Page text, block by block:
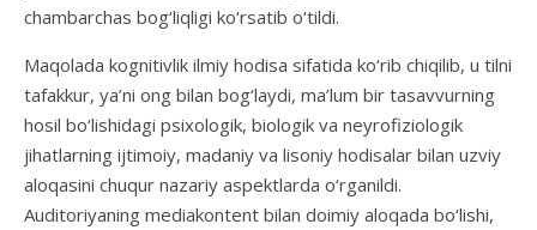
chambarchas bog‘liqligi ko‘rsatib o‘tildi.
Maqolada kognitivlik ilmiy hodisa sifatida ko‘rib chiqilib, u tilni
tafakkur, ya’ni ong bilan bog‘laydi, ma’lum bir tasavvurning
hosil bo‘lishidagi psixologik, biologik va neyrofiziologik
jihatlarning ijtimoiy, madaniy va lisoniy hodisalar bilan uzviy
aloqasini chuqur nazariy aspektlarda o‘rganildi.
Auditoriyaning mediakontent bilan doimiy aloqada bo‘lishi,